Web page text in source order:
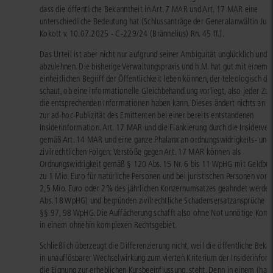
dass die öffentliche Bekanntheit in Art. 7 MAR und Art. 17 MAR eine
unterschiedliche Bedeutung hat (Schlussanträge der Generalanwältin
Kokott v. 10.07.2025 - C-229/24 (Brännelius) Rn. 45 ff.).
Das Urteil ist aber nicht nur aufgrund seiner Ambiguität unglücklich und
abzulehnen. Die bisherige Verwaltungspraxis und h.M. hat gut mit einem
einheitlichen Begriff der Öffentlichkeit leben können, der teleologisch
schaut, ob eine informationelle Gleichbehandlung vorliegt, also jeder
die entsprechenden Informationen haben kann. Dieses ändert nichts an
zur ad-hoc-Publizität des Emittenten bei einer bereits entstandenen
Insiderinformation. Art. 17 MAR und die Flankierung durch die
gemäß Art. 14 MAR und eine ganze Phalanx an ordnungswidrigkeits- und
zivilrechtlichen Folgen: Verstöße gegen Art. 17 MAR können als
Ordnungswidrigkeit gemäß § 120 Abs. 15 Nr. 6 bis 11 WpHG mit
zu 1 Mio. Euro für natürliche Personen und bei juristischen Personen von
2,5 Mio. Euro oder 2% des jährlichen Konzernumsatzes geahndet
Abs. 18 WpHG) und begründen zivilrechtliche Schadensersatzansprüche
§§ 97, 98 WpHG. Die Auffächerung schafft also ohne Not unnötige
in einem ohnehin komplexen Rechtsgebiet.
Schließlich überzeugt die Differenzierung nicht, weil die öffentliche
in unauflösbarer Wechselwirkung zum vierten Kriterium der
die Eignung zur erheblichen Kursbeeinflussung, steht. Denn in einem